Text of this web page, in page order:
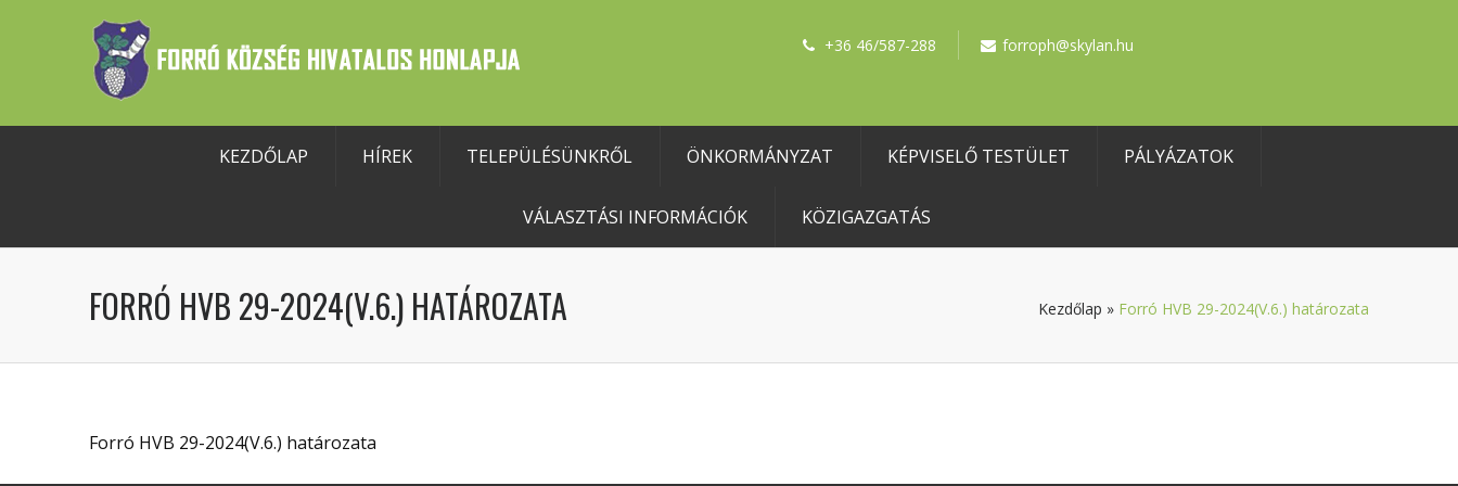
+36 46/587-288 forroph@skylan.hu
KEZDŐLAP HÍREK TELEPÜLÉSÜNKRŐL ÖNKORMÁNYZAT KÉPVISELŐ TESTÜLET PÁLYÁZATOK
VÁLASZTÁSI INFORMÁCIÓK KÖZIGAZGATÁS
FORRÓ HVB 29-2024(V.6.) HATÁROZATA Kezdőlap » Forró HVB 29-2024(V.6.) határozata
Forró HVB 29-2024(V.6.) határozata